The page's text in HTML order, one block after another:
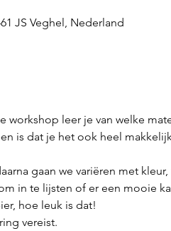
JS Veghel, Nederland
leer je van welke
is dat je het ook heel
gaan we variëren met
in te lijsten of er een mooie
hoe leuk is dat!
vereist.